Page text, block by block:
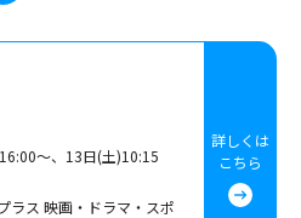
～、13日(土)10:15
ラス 映画・ドラマ・スポ
詳しくは
こちら